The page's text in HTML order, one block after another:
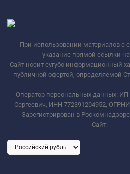
При использовании материалов с
указание прямой ссылки на
Сайт носит сугубо информационный
публичной офертой, определяемой
Оператор персональных данных:
Сергеевич, ИНН 772391204952,
Зарегистрирован в
Сайт: